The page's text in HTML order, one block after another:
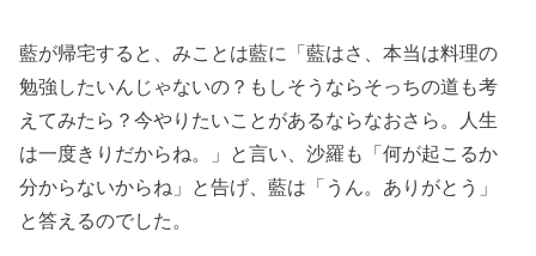
藍が帰宅すると、みことは藍に「藍はさ、本当は料理の
勉強したいんじゃないの？もしそうならそっちの道も考
えてみたら？今やりたいことがあるならなおさら。人生
は一度きりだからね。」と言い、沙羅も「何が起こるか
分からないからね」と告げ、藍は「うん。ありがとう」
と答えるのでした。